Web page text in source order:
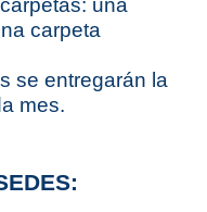
carpeta
se entregarán la
mes.